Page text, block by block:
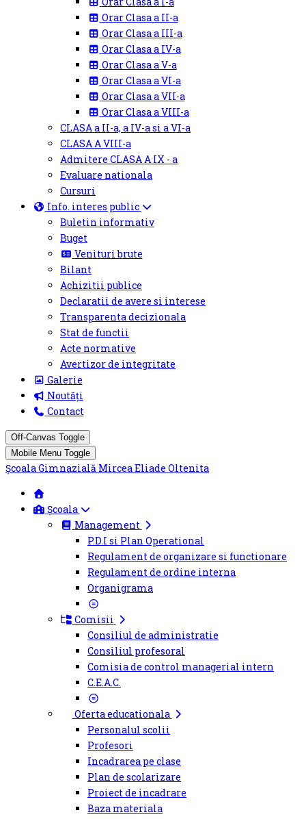
Orar Clasa a II-a
Orar Clasa a III-a
Orar Clasa a IV-a
Orar Clasa a V-a
Orar Clasa a VI-a
Orar Clasa a VII-a
Orar Clasa a VIII-a
CLASA a II-a, a IV-a si a VI-a
CLASA A VIII-a
Admitere CLASA A IX - a
Evaluare nationala
Cursuri
Info. interes public
Buletin informativ
Buget
Venituri brute
Bilant
Achizitii publice
Declaratii de avere si interese
Transparenta decizionala
Stat de functii
Acte normative
Avertizor de integritate
Galerie
Noutăți
Contact
Off-Canvas Toggle
Mobile Menu Toggle
Școala Gimnazială Mircea Eliade Oltenita
Școala
Management
P.D.I si Plan Operational
Regulament de organizare si functionare
Regulament de ordine interna
Organigrama
Comisii
Consiliul de administratie
Consiliul profesoral
Comisia de control managerial intern
C.E.A.C.
Oferta educationala
Personalul scolii
Profesori
Incadrarea pe clase
Plan de scolarizare
Proiect de incadrare
Baza materiala